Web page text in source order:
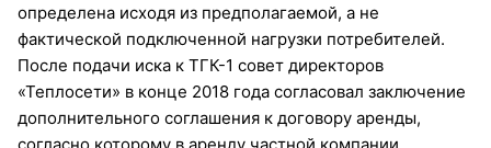
определена исходя из предполагаемой, а не
фактической подключенной нагрузки потребителей.
После подачи иска к ТГК-1 совет директоров
«Теплосети» в конце 2018 года согласовал заключение
дополнительного соглашения к договору аренды,
согласно которому в аренду частной компании